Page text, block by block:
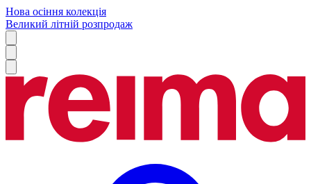
Нова осіння колекція
Великий літній розпродаж